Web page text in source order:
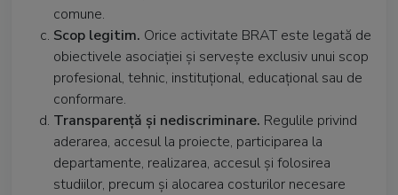
comune.
Scop legitim. Orice activitate BRAT este legată de
obiectivele asociației și servește exclusiv unui scop
profesional, tehnic, instituțional, educațional sau de
conformare.
Transparență și nediscriminare. Regulile privind
aderarea, accesul la proiecte, participarea la
departamente, realizarea, accesul și folosirea
studiilor, precum și alocarea costurilor necesare